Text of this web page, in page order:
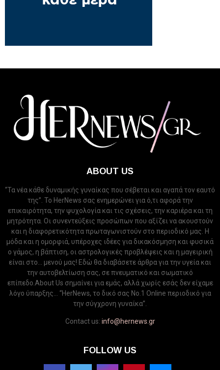
ABOUT US
“Τα νέα κάθε δυναμικής γυναίκας που σέβεται και αγαπά τον εαυτό
της”. Το HerNews σας ενημερώνει για ό,τι αφορά την
επικαιρότητα, την ψυχολογία και τις σχέσεις, την καριέρα και τη
μητρότητα. Οι συνεντεύξεις προσώπων που αξίζει να ακουστούν
και η διαφορετικότητα πρωταγωνιστούν στο περιοδικό μας. Η
μόδα και η ομορφιά, υπέροχες ιδέες για δικακόσμηση και φυσικά
ο γάμος, η βάπτιση, οι αστρολογικές προβλέψεις και η μαγειρική
είναι στο... μενού μας! Εδώ θα διαβάσετε άρθρα για την υγεία και
την αυτοβελτίωση σας, σε πνευματικό και σωματικό
επίπεδο.About Us σημαίνει για εμάς, αλλά χωρίς εσάς δεν είχαμε
λόγο ύπαρξης... “HerNews, το δικό σας Νo.1 Online περιοδικό για
την σύγχρονη γυναίκα”.
Contact us: info@hernews.gr
FOLLOW US